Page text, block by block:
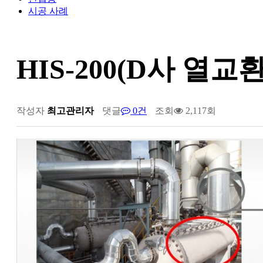
시공 사례
HIS-200(D사 열교
작성자 최고관리자 댓글 0건 조회 2,117회